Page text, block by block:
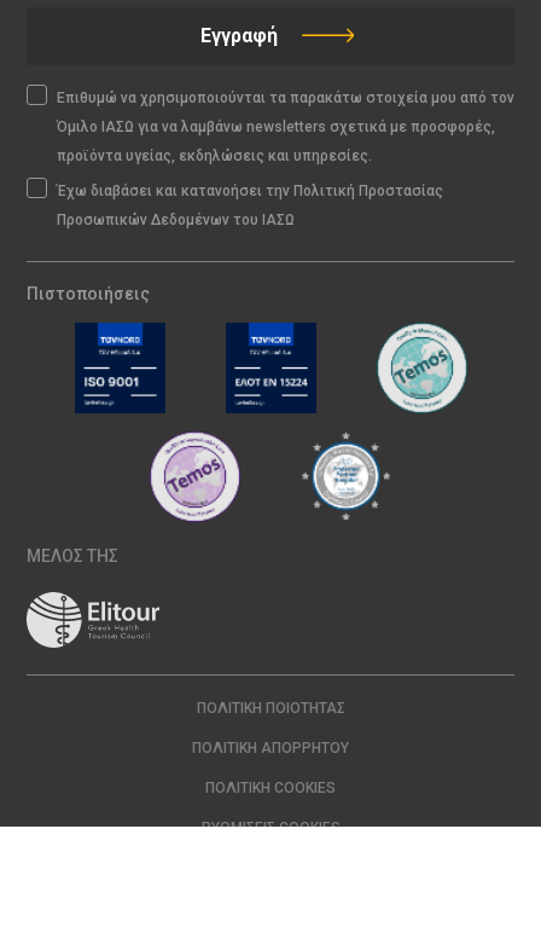
Εγγραφή
Επιθυμώ να χρησιμοποιούνται τα παρακάτω στοιχεία μου από τον
Όμιλο ΙΑΣΩ για να λαμβάνω newsletters σχετικά με προσφορές,
προϊόντα υγείας, εκδηλώσεις και υπηρεσίες.
Έχω διαβάσει και κατανοήσει την Πολιτική Προστασίας
Προσωπικών Δεδομένων του ΙΑΣΩ
Πιστοποιήσεις
ΜΕΛΟΣ ΤΗΣ
ΠΟΛΙΤΙΚΉ ΠΟΙΌΤΗΤΑΣ
ΠΟΛΙΤΙΚΉ ΑΠΟΡΡΉΤΟΥ
ΠΟΛΙΤΙΚΉ COOKIES
ΡΥΘΜΊΣΕΙΣ COOKIES